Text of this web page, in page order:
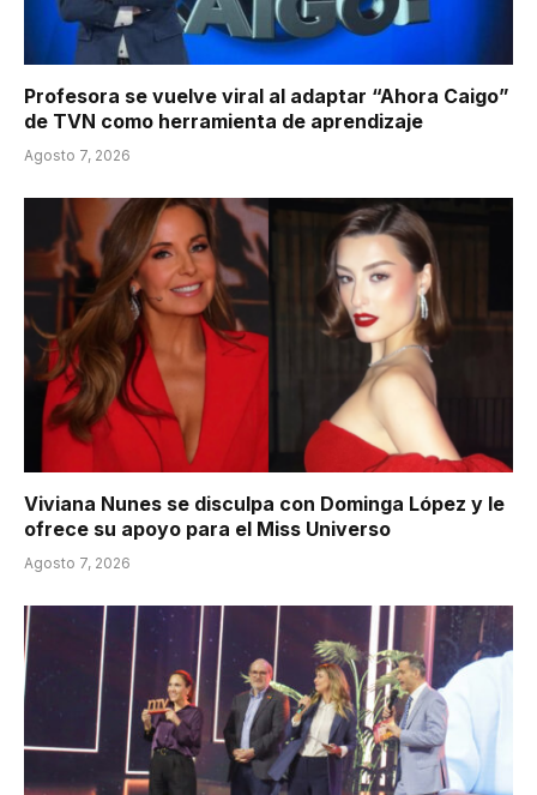
Profesora se vuelve viral al adaptar “Ahora Caigo”
de TVN como herramienta de aprendizaje
Agosto 7, 2026
Viviana Nunes se disculpa con Dominga López y le
ofrece su apoyo para el Miss Universo
Agosto 7, 2026